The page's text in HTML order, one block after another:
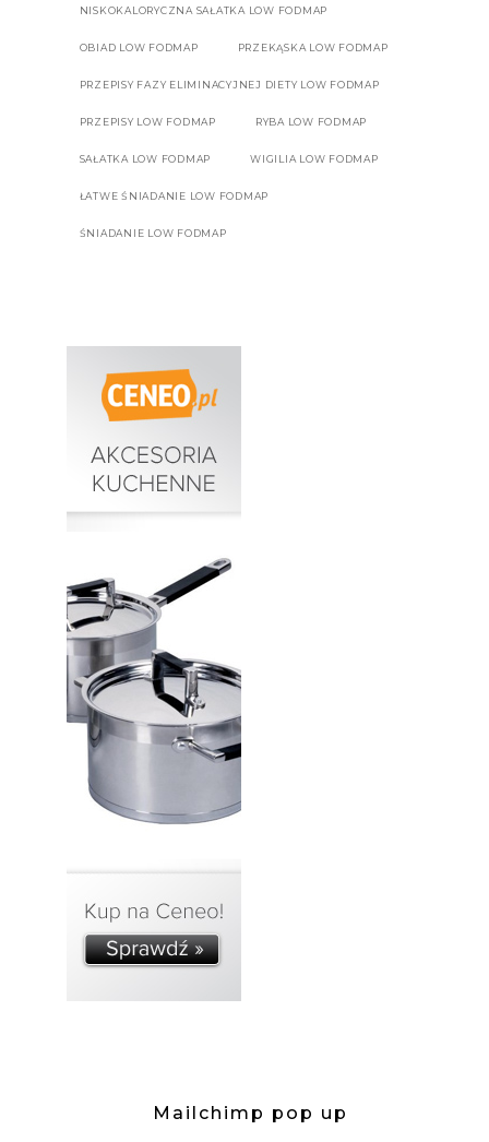
NISKOKALORYCZNA SAŁATKA LOW FODMAP
OBIAD LOW FODMAP PRZEKĄSKA LOW FODMAP
PRZEPISY FAZY ELIMINACYJNEJ DIETY LOW FODMAP
PRZEPISY LOW FODMAP RYBA LOW FODMAP
SAŁATKA LOW FODMAP WIGILIA LOW FODMAP
ŁATWE ŚNIADANIE LOW FODMAP
ŚNIADANIE LOW FODMAP
Mailchimp pop up